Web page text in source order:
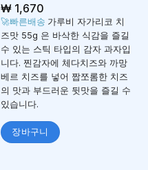
5 중에서
4.88로 평
가됨
₩1,670
🚀빠른배송 가루비 자가리코 치
즈맛 55g 은 바삭한 식감을 즐길
수 있는 스틱 타입의 감자 과자입
니다. 찐감자에 체다치즈와 까망
베르 치즈를 넣어 짭쪼롬한 치즈
의 맛과 부드러운 뒷맛을 즐길 수
있습니다.
장바구니